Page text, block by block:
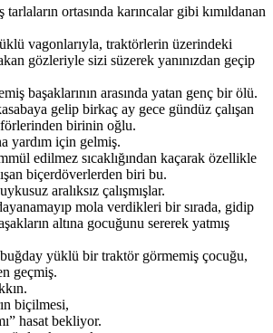
tarlaların ortasında karıncalar gibi kımıldanan
vagonlarıyla, traktörlerin üzerindeki
gözleriyle sizi süzerek yanınızdan geçip
başaklarının arasında yatan genç bir ölü.
gelip birkaç ay gece gündüz çalışan
birinin oğlu.
yardım için gelmiş.
edilmez sıcaklığından kaçarak özellikle
biçerdöverlerden biri bu.
aralıksız çalışmışlar.
mola verdikleri bir sırada, gidip
altına gocuğunu sererek yatmış
buğday yüklü bir traktör görmemiş çocuğu,
geçmiş.
biçilmesi,
hasat bekliyor.